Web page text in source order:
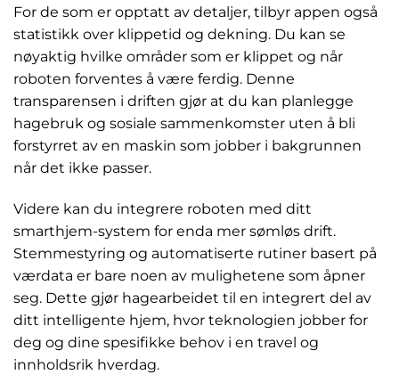
For de som er opptatt av detaljer, tilbyr appen også
statistikk over klippetid og dekning. Du kan se
nøyaktig hvilke områder som er klippet og når
roboten forventes å være ferdig. Denne
transparensen i driften gjør at du kan planlegge
hagebruk og sosiale sammenkomster uten å bli
forstyrret av en maskin som jobber i bakgrunnen
når det ikke passer.
Videre kan du integrere roboten med ditt
smarthjem-system for enda mer sømløs drift.
Stemmestyring og automatiserte rutiner basert på
værdata er bare noen av mulighetene som åpner
seg. Dette gjør hagearbeidet til en integrert del av
ditt intelligente hjem, hvor teknologien jobber for
deg og dine spesifikke behov i en travel og
innholdsrik hverdag.